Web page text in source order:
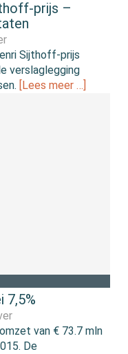
prijs –
Sijthoff-prijs
verslaglegging
[Lees meer …]
7,5%
van € 73.7 mln
De